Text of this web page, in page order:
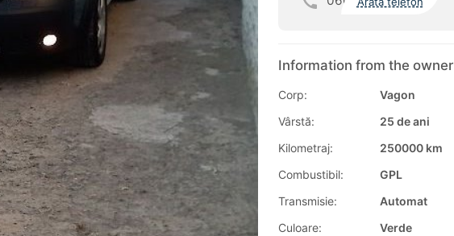
Information from the owner
Corp:
Vagon
Vârstă:
25 de ani
Kilometraj:
250000 km
Combustibil:
GPL
Transmisie:
Automat
Culoare:
Verde